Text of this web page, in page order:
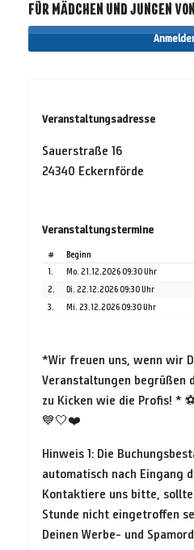
FÜR MÄDCHEN UND JUNGEN
Veranstaltungsadresse
Sauerstraße 16
24340 Eckernförde
Veranstaltungstermine
# Beginn
1.
Mo. 21.12.2026 09:30 Uhr
2.
Di. 22.12.2026 09:30 Uhr
3.
Mi. 23.12.2026 09:30 Uhr
*Wir freuen uns, wenn wir
Veranstaltungen begrüßen
zu Kicken wie die Profis! *
💙🤍❤️
Hinweis 1: Die
automatisch nach Eingang
Kontaktiere uns bitte,
Stunde nicht eingetroffen
Deinen Werbe- und